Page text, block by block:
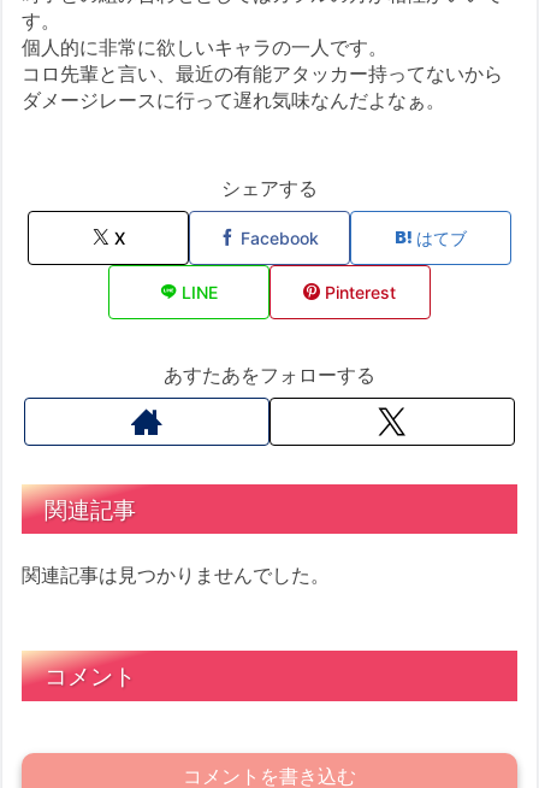
す。
個人的に非常に欲しいキャラの一人です。
コロ先輩と言い、最近の有能アタッカー持ってないから
ダメージレースに行って遅れ気味なんだよなぁ。
シェアする
X Facebook はてブ
LINE Pinterest
あすたあをフォローする
関連記事
関連記事は見つかりませんでした。
コメント
コメントを書き込む